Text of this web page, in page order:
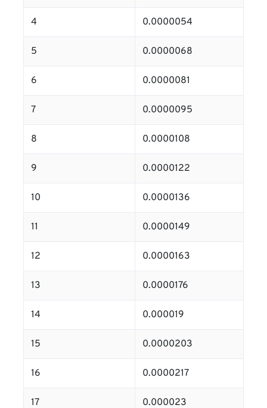
4 0.0000054
5 0.0000068
6 0.0000081
7 0.0000095
8 0.0000108
9 0.0000122
10 0.0000136
11 0.0000149
12 0.0000163
13 0.0000176
14 0.000019
15 0.0000203
16 0.0000217
17 0.000023